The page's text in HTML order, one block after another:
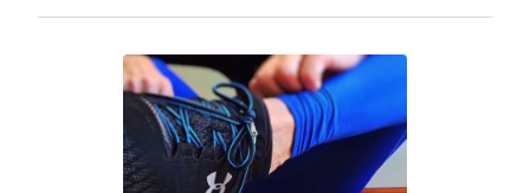
dojazdy do siłowni. Regularne ćwiczenia, które można